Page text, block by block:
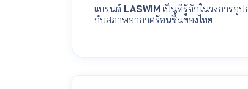
แบรนด์ LASWIM เป็นที่รู้จักในวงการอุ
กับสภาพอากาศร้อนชื้นของไทย